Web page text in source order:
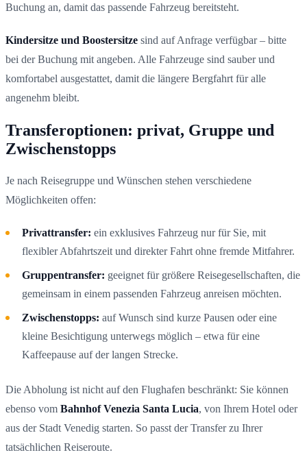
Buchung an, damit das passende Fahrzeug bereitsteht.
Kindersitze und Boostersitze sind auf Anfrage verfügbar – bitte
bei der Buchung mit angeben. Alle Fahrzeuge sind sauber und
komfortabel ausgestattet, damit die längere Bergfahrt für alle
angenehm bleibt.
Transferoptionen: privat, Gruppe und
Zwischenstopps
Je nach Reisegruppe und Wünschen stehen verschiedene
Möglichkeiten offen:
Privattransfer: ein exklusives Fahrzeug nur für Sie, mit
flexibler Abfahrtszeit und direkter Fahrt ohne fremde Mitfahrer.
Gruppentransfer: geeignet für größere Reisegesellschaften, die
gemeinsam in einem passenden Fahrzeug anreisen möchten.
Zwischenstopps: auf Wunsch sind kurze Pausen oder eine
kleine Besichtigung unterwegs möglich – etwa für eine
Kaffeepause auf der langen Strecke.
Die Abholung ist nicht auf den Flughafen beschränkt: Sie können
ebenso vom Bahnhof Venezia Santa Lucia, von Ihrem Hotel oder
aus der Stadt Venedig starten. So passt der Transfer zu Ihrer
tatsächlichen Reiseroute.